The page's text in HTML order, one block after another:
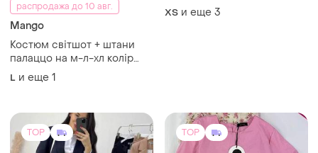
TOP